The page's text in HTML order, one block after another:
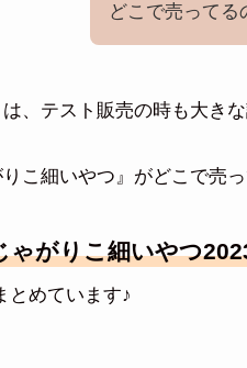
どこで売ってる
、テスト販売の時も大き
こ細いやつ』がどこで売
ゃがりこ細いやつ
とめています♪